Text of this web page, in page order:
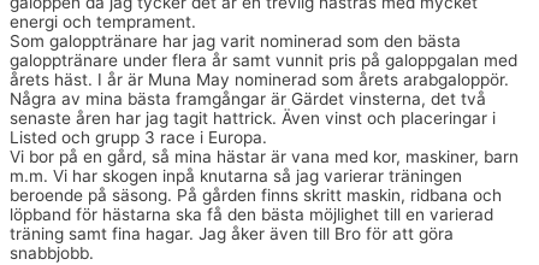
energi och temprament.
Som galopptränare har jag varit nominerad som den bästa
galopptränare under flera år samt vunnit pris på galoppgalan med
årets häst. I år är Muna May nominerad som årets arabgaloppör.
Några av mina bästa framgångar är Gärdet vinsterna, det två
senaste åren har jag tagit hattrick. Även vinst och placeringar i
Listed och grupp 3 race i Europa.
Vi bor på en gård, så mina hästar är vana med kor, maskiner, barn
m.m. Vi har skogen inpå knutarna så jag varierar träningen
beroende på säsong. På gården finns skritt maskin, ridbana och
löpband för hästarna ska få den bästa möjlighet till en varierad
träning samt fina hagar. Jag åker även till Bro för att göra
snabbjobb.